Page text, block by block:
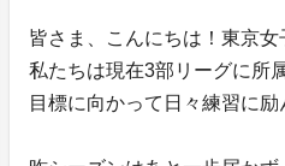
皆さま、こんにちは！東京女
私たちは現在3部リーグに所
目標に向かって日々練習に励